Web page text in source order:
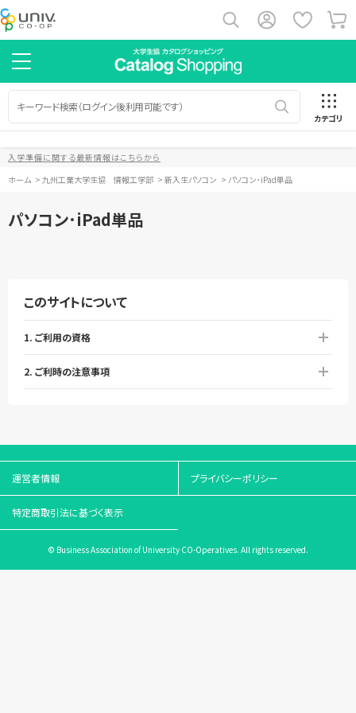
カテゴリ
入学準備に関する最新情報はこちらから
ホーム > 九州工業大学生協 情報工学部 > 新入生パソコン > パソコン･iPad単品
パソコン･iPad単品
このサイトについて
1. ご利用の資格
2. ご利時の注意事項
運営者情報 プライバシーポリシー
特定商取引法に基づく表示
© Business Association of University CO-Operatives. All rights reserved.